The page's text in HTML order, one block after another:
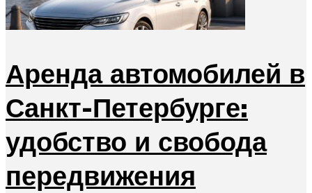
Аренда автомобилей в
Санкт-Петербурге:
удобство и свобода
передвижения